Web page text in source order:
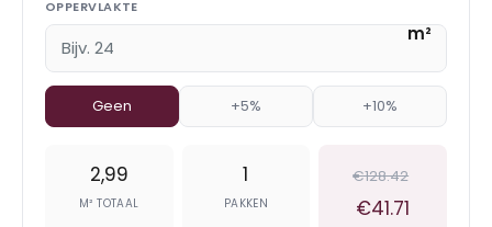
OPPERVLAKTE
m²
Geen +5% +10%
2,99
M² TOTAAL
1
PAKKEN
€128.42
€41.71